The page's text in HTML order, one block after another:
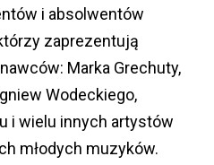
i absolwentów
zaprezentują
Marka Grechuty,
Wodeckiego,
i wielu innych artystów
młodych muzyków.